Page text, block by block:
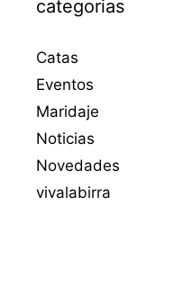
categorias
Catas
Eventos
Maridaje
Noticias
Novedades
vivalabirra